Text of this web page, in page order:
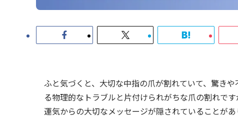
ふと気づくと、大切な中指の爪が割れていて、驚き
る物理的なトラブルと片付けられがちな爪の割れで
運気からの大切なメッセージが隠されていることが